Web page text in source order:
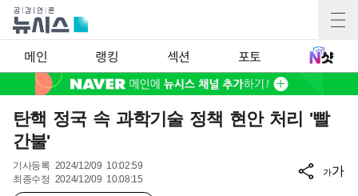
메인 랭킹 섹션 포토
탄핵 정국 속 과학기술 정책 현안 처리 '빨
간불'
기사등록 2024/12/09 10:02:59
최종수정 2024/12/09 10:08:15
가가